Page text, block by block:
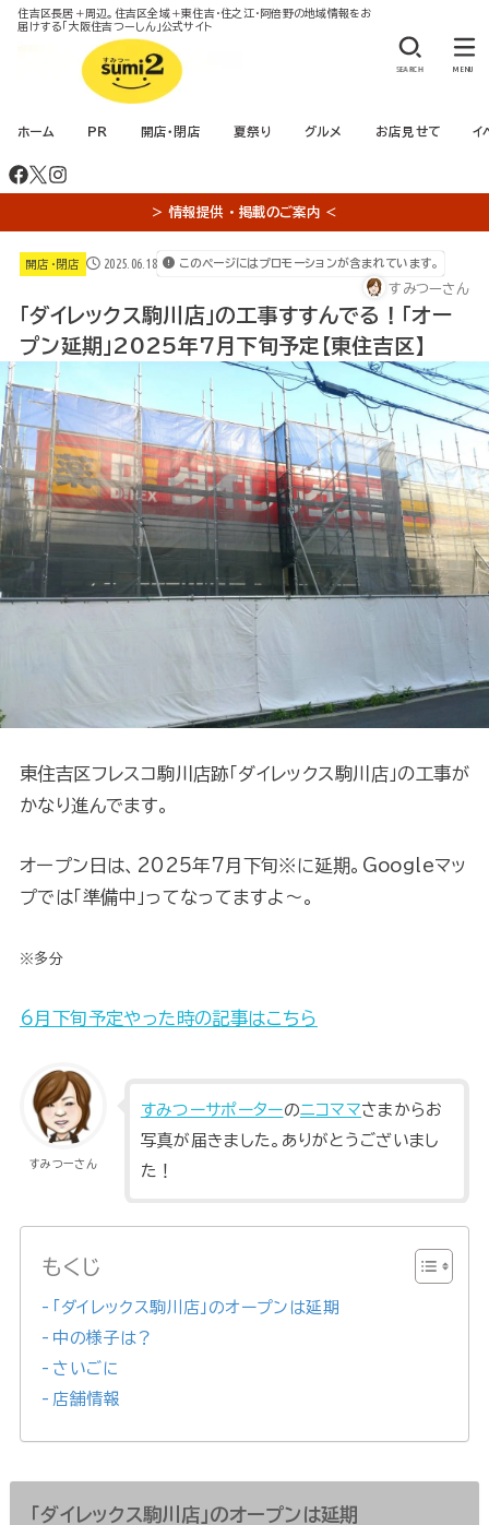
住吉区長居＋周辺。住吉区全域＋東住吉・住之江・阿倍野の地域情報をお
届けする「大阪住吉つーしん」公式サイト
ホーム PR 開店・閉店 夏祭り グルメ お店見せて イ
SEARCH MENU
＞ 情報提供 ・ 掲載のご案内 ＜
開店・閉店 2025.06.18 このページにはプロモーションが含まれています。
すみつーさん
「ダイレックス駒川店」の工事すすんでる！「オー
プン延期」2025年7月下旬予定【東住吉区】
東住吉区フレスコ駒川店跡「ダイレックス駒川店」の工事が
かなり進んでます。
オープン日は、2025年7月下旬※に延期。Googleマッ
プでは「準備中」ってなってますよ～。
※多分
6月下旬予定やった時の記事はこちら
すみつーさん
すみつーサポーターのニコママさまからお
写真が届きました。ありがとうございまし
た！
もくじ
「ダイレックス駒川店」のオープンは延期
中の様子は？
さいごに
店舗情報
「ダイレックス駒川店」のオープンは延期